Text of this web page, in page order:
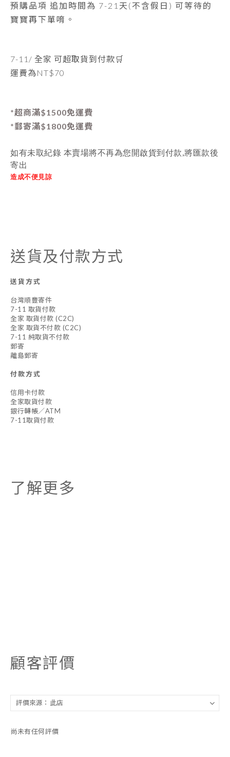
預購品項 追加時間為 7-21天 (不含假日) 可等待的
寶寶再下單唷。
7-11/ 全家 可超取貨到付款🛒
運費為NT$70
*超商滿$1500免運費
*郵寄滿$1800免運費
如有未取紀錄 本賣場將不再為您開啟貨到付款,將匯款後
寄出
造成不便見諒
送貨及付款方式
送貨方式
台灣順豐寄件
7-11 取貨付款
全家 取貨付款 (C2C)
全家 取貨不付款 (C2C)
7-11 純取貨不付款
郵寄
離島郵寄
付款方式
信用卡付款
全家取貨付款
銀行轉帳／ATM
7-11取貨付款
了解更多
顧客評價
尚未有任何評價